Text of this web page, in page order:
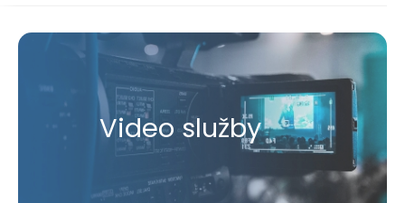
Video služby